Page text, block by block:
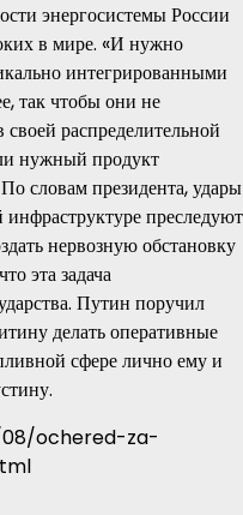
энергосистемы России
в мире. «И нужно
интегрированными
так чтобы они не
распределительной
нужный продукт
словам президента, удары
преследуют
нервозную обстановку
эта задача
Путин поручил
делать оперативные
сфере лично ему и
08/ochered-za-